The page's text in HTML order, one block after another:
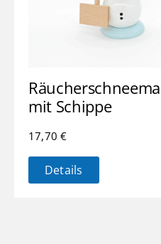
mit Schippe
17,70€
Details